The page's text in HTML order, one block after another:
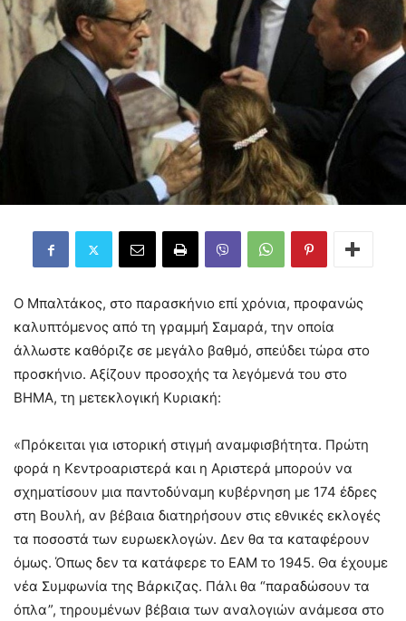
Ο Μπαλτάκος, στο παρασκήνιο επί χρόνια, προφανώς
καλυπτόμενος από τη γραμμή Σαμαρά, την οποία
άλλωστε καθόριζε σε μεγάλο βαθμό, σπεύδει τώρα στο
προσκήνιο. Αξίζουν προσοχής τα λεγόμενά του στο
ΒΗΜΑ, τη μετεκλογική Κυριακή:
«Πρόκειται για ιστορική στιγμή αναμφισβήτητα. Πρώτη
φορά η Κεντροαριστερά και η Αριστερά μπορούν να
σχηματίσουν μια παντοδύναμη κυβέρνηση με 174 έδρες
στη Βουλή, αν βέβαια διατηρήσουν στις εθνικές εκλογές
τα ποσοστά των ευρωεκλογών. Δεν θα τα καταφέρουν
όμως. Όπως δεν τα κατάφερε το ΕΑΜ το 1945. Θα έχουμε
νέα Συμφωνία της Βάρκιζας. Πάλι θα “παραδώσουν τα
όπλα”, τηρουμένων βέβαια των αναλογιών ανάμεσα στο